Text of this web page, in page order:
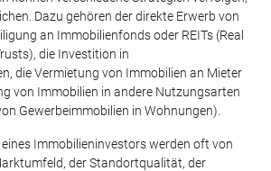
Dazu gehören der direkte Erwerb von
an Immobilienfonds oder REITs (Real
die Investition in
die Vermietung von Immobilien an Mieter
von Immobilien in andere Nutzungsarten
Gewerbeimmobilien in Wohnungen).
Immobilieninvestors werden oft von
der Standortqualität, der